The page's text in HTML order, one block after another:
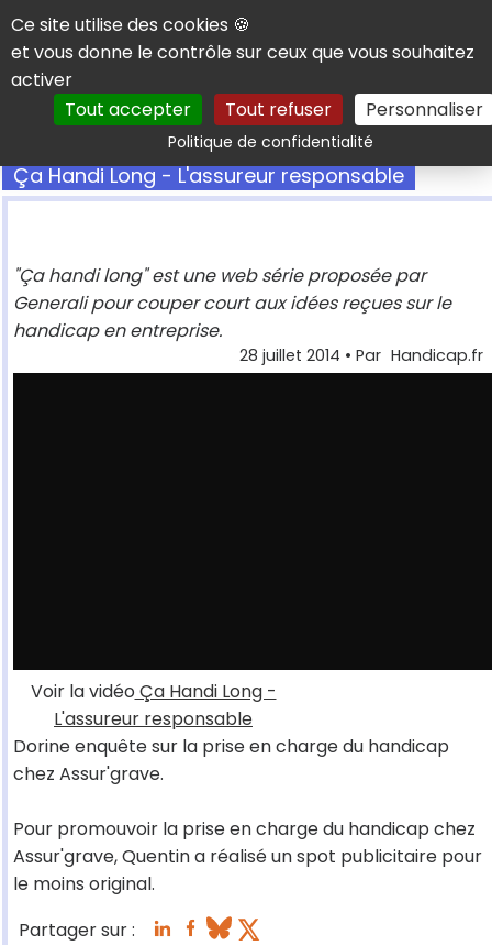
Panneau de gestion des cookies
Ce site utilise des cookies 🍪
et vous donne le contrôle sur ceux que vous souhaitez
activer
Tout accepter
Tout refuser Personnaliser
Politique de confidentialitéRechercher
Ça Handi Long - L'assureur responsable
"Ça handi long" est une web série proposée par
Generali pour couper court aux idées reçues sur le
handicap en entreprise.
28 juillet 2014 • Par Handicap.fr
Voir la vidéo Ça Handi Long -
L'assureur responsable
Dorine enquête sur la prise en charge du handicap
chez Assur'grave.
Pour promouvoir la prise en charge du handicap chez
Assur'grave, Quentin a réalisé un spot publicitaire pour
le moins original.
Partager sur :